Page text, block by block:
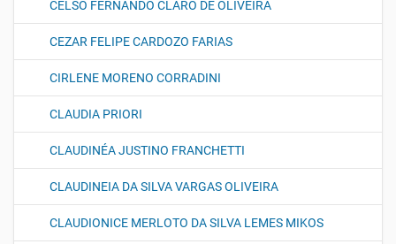
CELSO FERNANDO CLARO DE OLIVEIRA
CEZAR FELIPE CARDOZO FARIAS
CIRLENE MORENO CORRADINI
CLAUDIA PRIORI
CLAUDINÉA JUSTINO FRANCHETTI
CLAUDINEIA DA SILVA VARGAS OLIVEIRA
CLAUDIONICE MERLOTO DA SILVA LEMES MIKOS